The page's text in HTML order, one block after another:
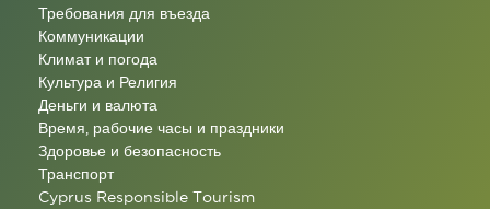
Требования для въезда
Коммуникации
Климат и погода
Культура и Религия
Деньги и валюта
Время, рабочие часы и праздники
Здоровье и безопасность
Транспорт
Cyprus Responsible Tourism